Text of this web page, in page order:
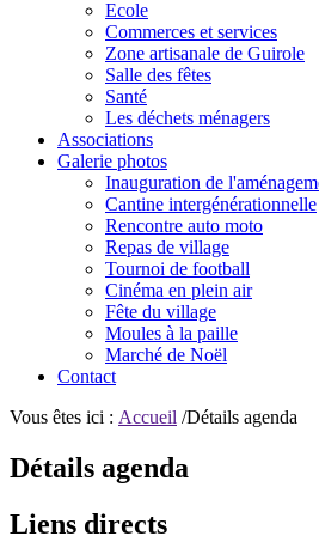
Ecole
Commerces et services
Zone artisanale de Guirole
Salle des fêtes
Santé
Les déchets ménagers
Associations
Galerie photos
Inauguration de
Cantine intergénérationnelle
Rencontre auto moto
Repas de village
Tournoi de football
Cinéma en plein air
Fête du village
Moules à la paille
Marché de Noël
Contact
Vous êtes ici : Accueil /Détails agenda
Détails agenda
Liens directs